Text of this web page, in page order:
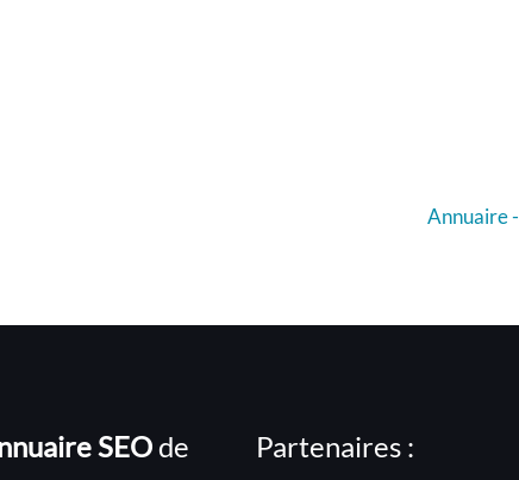
Annuaire
SEOde
Partenaires :